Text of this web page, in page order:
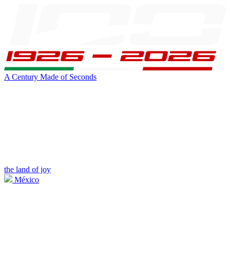
A Century Made of Seconds
the land of joy
México